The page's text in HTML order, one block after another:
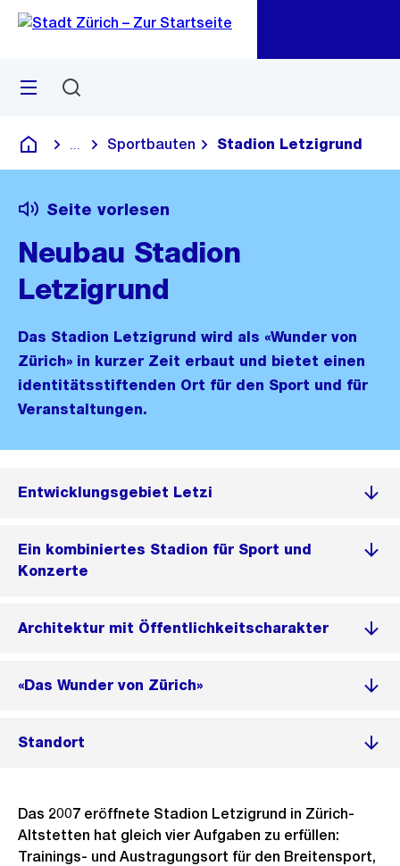
Navigation
Sprunglink
Menü
Deutsch
Blende alle Breadcrumbs ein
Sportbauten Stadion Letzigrund
Seite vorlesen
Neubau Stadion
Letzigrund
Das Stadion Letzigrund wird als «Wunder von
Zürich» in kurzer Zeit erbaut und bietet einen
identitätsstiftenden Ort für den Sport und für
Veranstaltungen.
Entwicklungsgebiet Letzi
Ein kombiniertes Stadion für Sport und
Konzerte
Architektur mit Öffentlichkeitscharakter
«Das Wunder von Zürich»
Standort
Das 2007 eröffnete Stadion Letzigrund in Zürich-
Altstetten hat gleich vier Aufgaben zu erfüllen:
Trainings- und Austragungsort für den Breitensport,